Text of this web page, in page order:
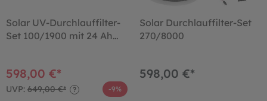
Solar UV-Durchlauffilter-
Set 100/1900 mit 24 Ah
598,00 €*
UVP: 649,00 €* ? -9%
Solar Durchlauffilter-Set
270/8000
598,00 €*